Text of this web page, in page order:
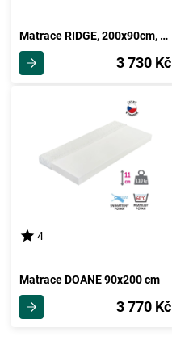
Matrace RIDGE, 200x90cm, potah froté
3 730 Kč
4
Matrace DOANE 90x200 cm
3 770 Kč